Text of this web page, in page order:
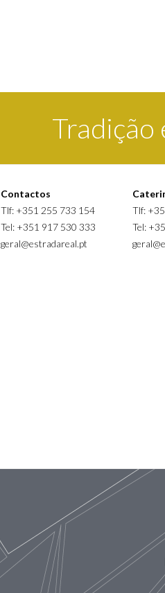
Tradição
Contactos
Tlf: +351 255 733 154
Tel: +351 917 530 333
geral@estradareal.pt
Tlf:
Tel: